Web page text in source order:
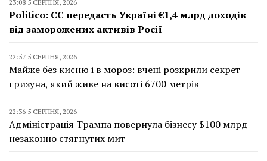
23:08 5 СЕРПНЯ, 2026
Politico: ЄС передасть Україні €1,4 млрд доходів
від заморожених активів Росії
22:57 5 СЕРПНЯ, 2026
Майже без кисню і в мороз: вчені розкрили секрет
гризуна, який живе на висоті 6700 метрів
22:36 5 СЕРПНЯ, 2026
Адміністрація Трампа повернула бізнесу $100 млрд
незаконно стягнутих мит